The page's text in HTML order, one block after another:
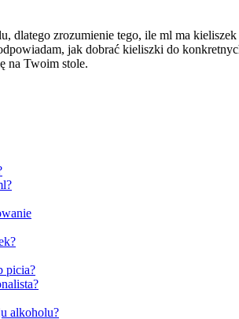
dlatego zrozumienie tego, ile ml ma
jak dobrać kieliszki do
na Twoim stole.
picia?
alkoholu?